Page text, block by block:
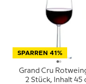
SPARREN 41%
Grand Cru
2 Stück, Inhalt 45